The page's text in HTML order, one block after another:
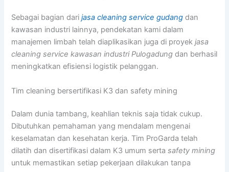
Sebagai bagian darijasa cleaning service gudang dan
kawasan industri lainnya, pendekatan kami dalam
manajemen limbah telah diaplikasikan juga di proyekjasa
cleaning service kawasan industri Pulogadung dan berhasil
meningkatkan efisiensi logistik pelanggan.
Tim cleaning bersertifikasi K3 dan safety mining
Dalam dunia tambang, keahlian teknis saja tidak cukup.
Dibutuhkan pemahaman yang mendalam mengenai
keselamatan dan kesehatan kerja. Tim ProGarda telah
dilatih dan disertifikasi dalam K3 umum sertasafety mining
untuk memastikan setiap pekerjaan dilakukan tanpa